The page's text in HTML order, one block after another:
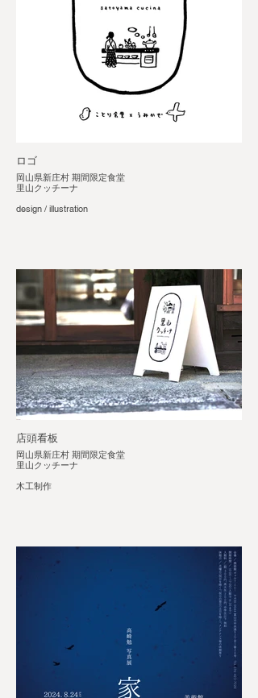
ロゴ
岡山県新庄村 期間限定食堂
里山クッチーナ
design / illustration
店頭看板
岡山県新庄村 期間限定食堂
里山クッチーナ
木工制作